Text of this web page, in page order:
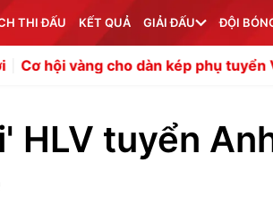
THI ĐẤU KẾT QUẢ GIẢI ĐẤU ĐỘI
dàn kép phụ tuyển Việt Nam trước
HLV tuyển